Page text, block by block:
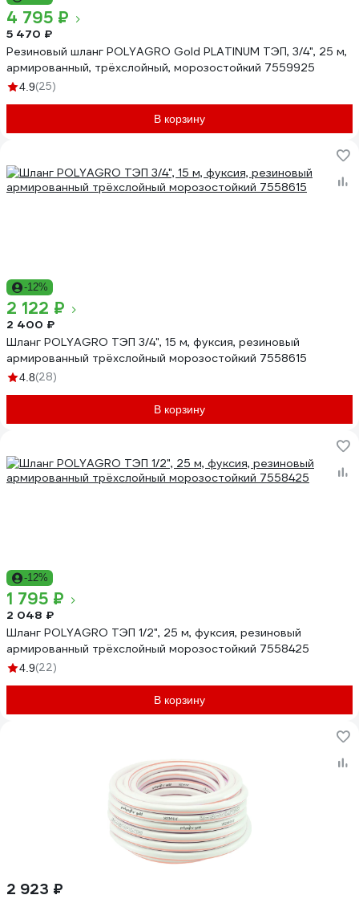
4 795 ₽
5 470 ₽
Резиновый шланг POLYAGRO Gold PLATINUM ТЭП, 3/4", 25 м,
армированный, трёхслойный, морозостойкий 7559925
4.9(25)
В корзину
-12%
2 122 ₽
2 400 ₽
Шланг POLYAGRO ТЭП 3/4", 15 м, фуксия, резиновый
армированный трёхслойный морозостойкий 7558615
4.8(28)
В корзину
-12%
1 795 ₽
2 048 ₽
Шланг POLYAGRO ТЭП 1/2", 25 м, фуксия, резиновый
армированный трёхслойный морозостойкий 7558425
4.9(22)
В корзину
2 923 ₽